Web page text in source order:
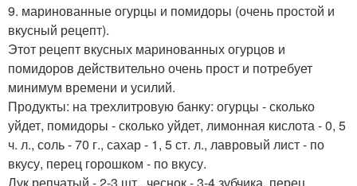
9. маринованные огурцы и помидоры (очень простой и
вкусный рецепт).
Этот рецепт вкусных маринованных огурцов и
помидоров действительно очень прост и потребует
минимум времени и усилий.
Продукты: на трехлитровую банку: огурцы - сколько
уйдет, помидоры - сколько уйдет, лимонная кислота - 0, 5
ч. л., соль - 70 г., сахар - 1, 5 ст. л., лавровый лист - по
вкусу, перец горошком - по вкусу.
Лук репчатый - 2-3 шт., чеснок - 3-4 зубчика, перец